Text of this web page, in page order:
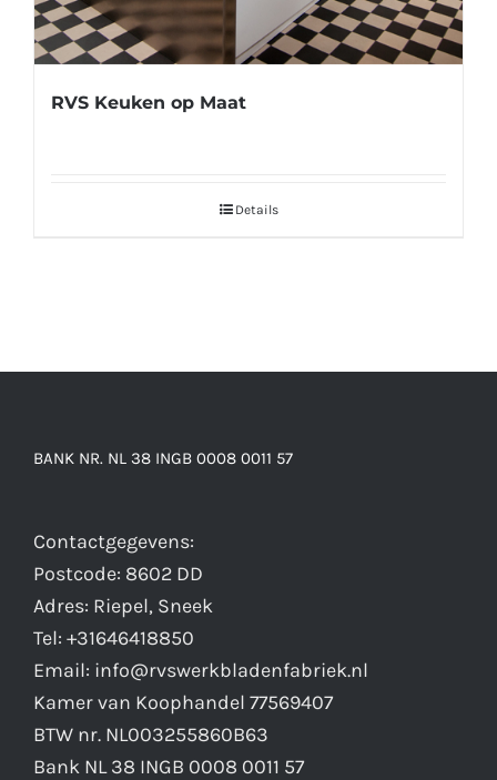
RVS Keuken op Maat
Details
BANK NR. NL 38 INGB 0008 0011 57
Contactgegevens:
Postcode: 8602 DD
Adres: Riepel, Sneek
Tel: +31646418850
Email: info@rvswerkbladenfabriek.nl
Kamer van Koophandel 77569407
BTW nr. NL003255860B63
Bank NL 38 INGB 0008 0011 57